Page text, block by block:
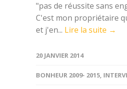
"pas de réussite sans
C'est mon propriétaire
et j'en... Lire la suite →
20 JANVIER 2014
BONHEUR 2009- 2015,